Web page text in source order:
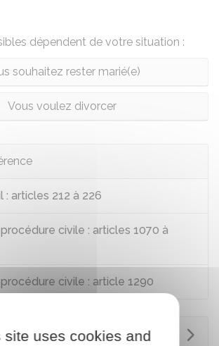
dépendent de votre situation :
souhaitez rester marié(e)
Vous voulez divorcer
: articles 212 à 226
civile : articles 1070 à
civile : article 1290
site uses cookies and